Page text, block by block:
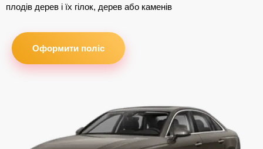
плодів дерев і їх гілок, дерев або каменів
Оформити поліс